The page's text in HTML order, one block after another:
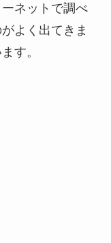
ーネットで調べ
よく出てきま
す。